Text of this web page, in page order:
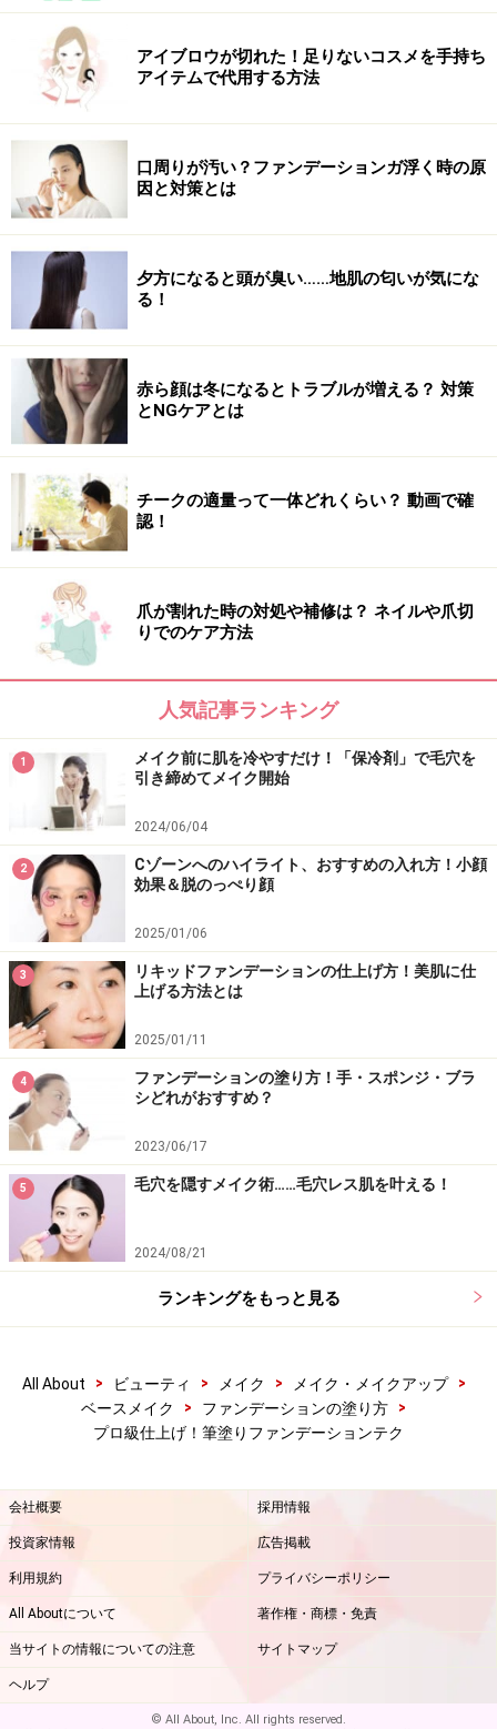
アイブロウが切れた！足りないコスメを手持ち
アイテムで代用する方法
口周りが汚い？ファンデーションガ浮く時の原
因と対策とは
夕方になると頭が臭い……地肌の匂いが気にな
る！
赤ら顔は冬になるとトラブルが増える？ 対策
とNGケアとは
チークの適量って一体どれくらい？ 動画で確
認！
爪が割れた時の対処や補修は？ ネイルや爪切
りでのケア方法
人気記事ランキング
1
メイク前に肌を冷やすだけ！「保冷剤」で毛穴を
引き締めてメイク開始
2024/06/04
2
Cゾーンへのハイライト、おすすめの入れ方！小顔
効果＆脱のっぺり顔
2025/01/06
3
リキッドファンデーションの仕上げ方！美肌に仕
上げる方法とは
2025/01/11
4
ファンデーションの塗り方！手・スポンジ・ブラ
シどれがおすすめ？
2023/06/17
5 毛穴を隠すメイク術……毛穴レス肌を叶える！
2024/08/21
ランキングをもっと見る
All About > ビューティ > メイク > メイク・メイクアップ
>
ベースメイク
> ファンデーションの塗り方
>
プロ級仕上げ！筆塗りファンデーションテク
会社概要 採用情報
投資家情報 広告掲載
利用規約 プライバシーポリシー
All Aboutについて 著作権・商標・免責
当サイトの情報についての注意 サイトマップ
ヘルプ
© All About, Inc. All rights reserved.